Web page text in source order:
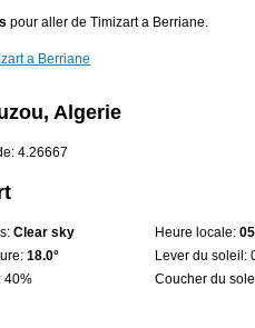
pour aller de Timizart a Berriane.
a Berriane
Algerie
4.26667
Clear sky
18.0°
40%
Heure locale:
Lever du soleil:
Coucher du